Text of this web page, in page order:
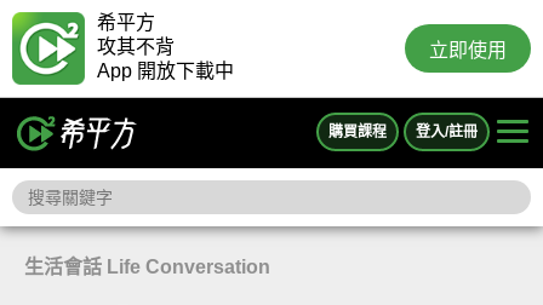
希平方
攻其不背
App 開放下載中
立即使用
購買課程 登入/註冊
生活會話 Life Conversation